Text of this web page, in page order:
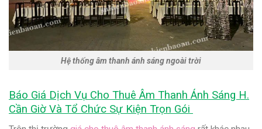
Hệ thống âm thanh ánh sáng ngoài trời
Báo Giá Dịch Vụ Cho Thuê Âm Thanh Ánh Sáng H.
Cần Giờ Và Tổ Chức Sự Kiện Trọn Gói